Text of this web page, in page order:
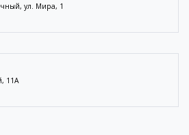
ул. Мира, 1
11А